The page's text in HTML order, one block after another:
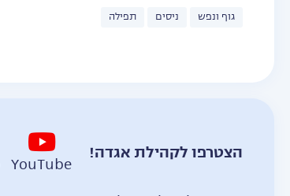
גוף ונפש ניסים תפילה
הצטרפו לקהילת אגדה!
YouTube